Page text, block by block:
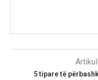
5 tipare të